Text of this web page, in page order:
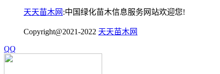
天天苗木网 :中国绿化苗木信息服务网站欢迎您!
Copyright@2021-2022 天天苗木网
QQ